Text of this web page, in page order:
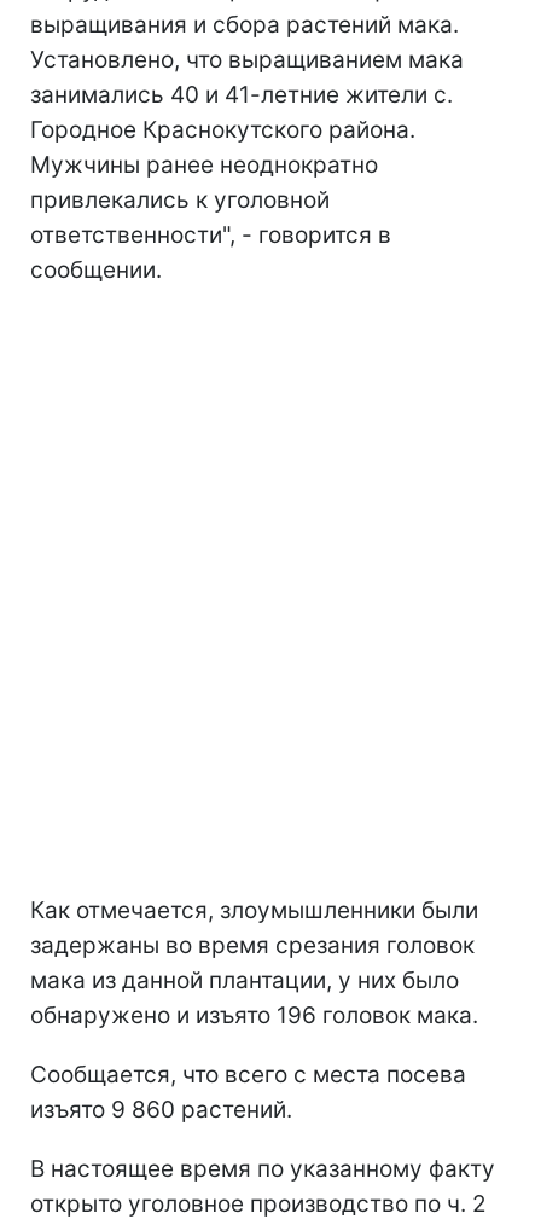
выращивания и сбора растений мака.
Установлено, что выращиванием мака
занимались 40 и 41-летние жители с.
Городное Краснокутского района.
Мужчины ранее неоднократно
привлекались к уголовной
ответственности", - говорится в
сообщении.
Как отмечается, злоумышленники были
задержаны во время срезания головок
мака из данной плантации, у них было
обнаружено и изъято 196 головок мака.
Сообщается, что всего с места посева
изъято 9 860 растений.
В настоящее время по указанному факту
открыто уголовное производство по ч. 2